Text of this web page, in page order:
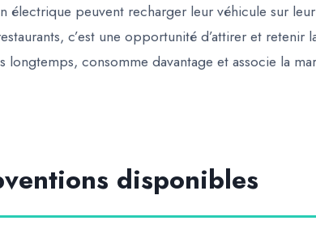
électrique peuvent recharger leur véhicule sur
c’est une opportunité d’attirer et retenir
consomme davantage et associe la
disponibles